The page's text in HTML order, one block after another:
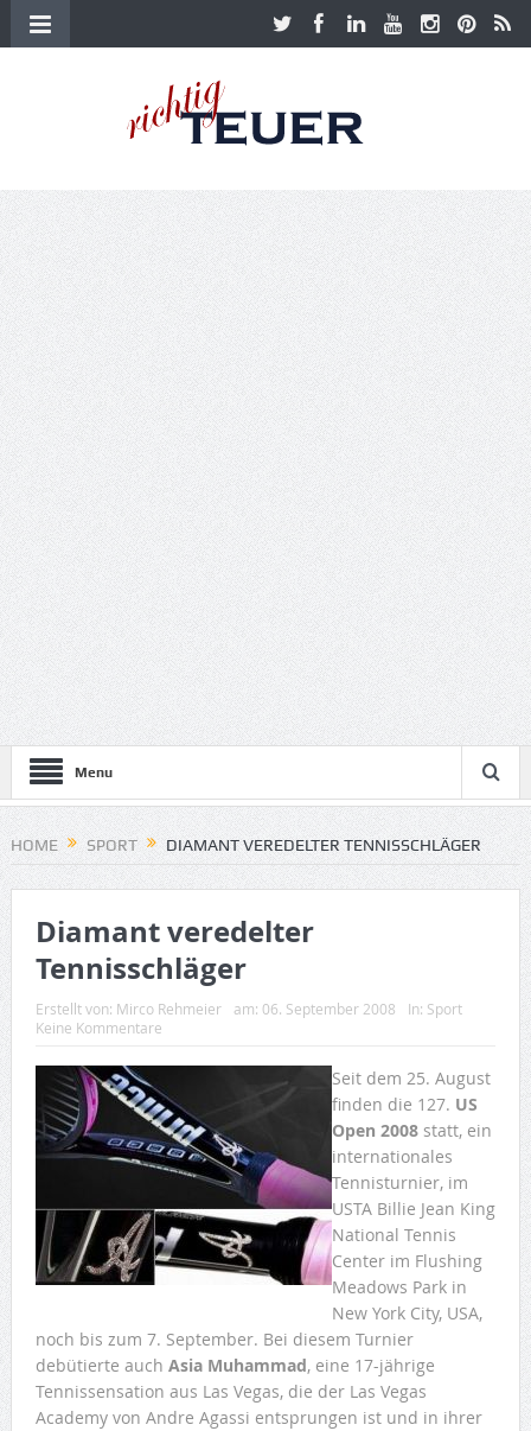
Menu
HOME SPORT DIAMANT VEREDELTER TENNISSCHLÄGER
Diamant veredelter
Tennisschläger
Erstellt von: Mirco Rehmeier am: 06. September 2008 In: Sport
Keine Kommentare
Seit dem 25. August
finden die 127. US
Open 2008statt, ein
internationales
Tennisturnier, im
USTA Billie Jean King
National Tennis
Center im Flushing
Meadows Park in
New York City, USA,
noch bis zum 7. September. Bei diesem Turnier
debütierte auch Asia Muhammad, eine 17-jährige
Tennissensation aus Las Vegas, die der Las Vegas
Academy von Andre Agassi entsprungen ist und in ihrer